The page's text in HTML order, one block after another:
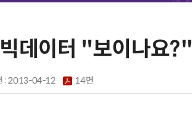
데이터 "보이나요?"
:2013-04-12 14면